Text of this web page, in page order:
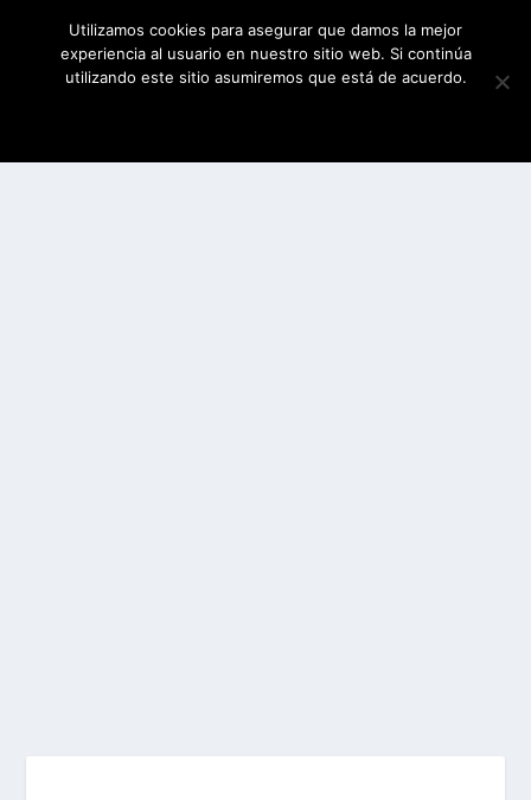
Utilizamos cookies para asegurar que damos la mejor
experiencia al usuario en nuestro sitio web. Si continúa
utilizando este sitio asumiremos que está de acuerdo.